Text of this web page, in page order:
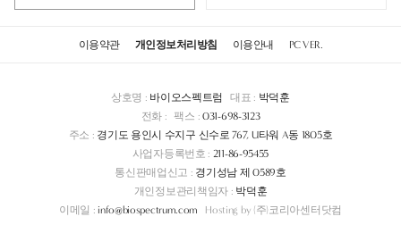
이용약관 개인정보처리방침 이용안내 PC VER.
상호명 : 바이오스펙트럼 대표 : 박덕훈
전화 : 팩스 : 031-698-3123
주소 : 경기도 용인시 수지구 신수로 767, U타워 A동 1805호
사업자등록번호 : 211-86-95455
통신판매업신고 : 경기성남 제 0589호
개인정보관리책임자 : 박덕훈
이메일 : info@biospectrum.com Hosting by (주)코리아센터닷컴